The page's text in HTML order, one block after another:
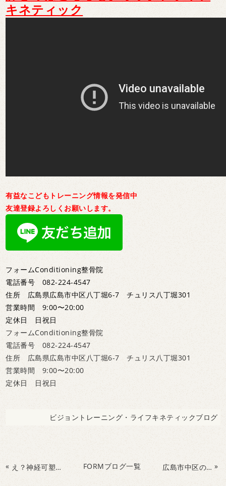
キネティック
有益なこどもトレーニング情報を発信中
友達登録よろしくお願いします。
フォームConditioning整骨院
電話番号 082-224-4547
住所 広島県広島市中区八丁堀6-7 チュリス八丁堀301
営業時間 9:00〜20:00
定休日 日祝日
フォームConditioning整骨院
電話番号 082-224-4547
住所 広島県広島市中区八丁堀6-7 チュリス八丁堀301
営業時間 9:00〜20:00
定休日 日祝日
ビジョントレーニング・ライフキネティックブログ
« え？神経可塑性？ってなに？じつは脳の成長にかかせない特性なんです FORMブログ一覧 広島市中区の整骨院で幼児期の運動教室ならフォームトレーニングスクール！！ »